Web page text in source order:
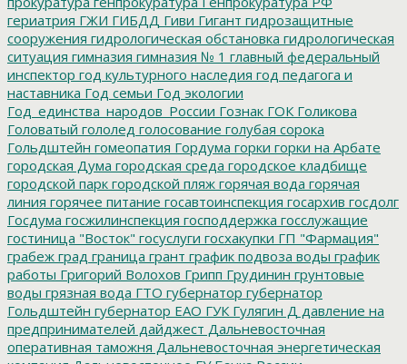
гериатрия ГЖИ ГИБДД Гиви Гигант гидрозащитные
сооружения гидрологическая обстановка гидрологическая
ситуация гимназия гимназия № 1 главный федеральный
инспектор год культурного наследия год педагога и
наставника Год семьи Год экологии
Год_единства_народов_России Гознак ГОК Голикова
Головатый гололед голосование голубая сорока
Гольдштейн гомеопатия Гордума горки горки на Арбате
городская Дума городская среда городское кладбище
городской парк городской пляж горячая вода горячая
линия горячее питание госавтоинспекция госархив госдолг
Госдума госжилинспекция господдержка госслужащие
гостиница "Восток" госуслуги госхакупки ГП "Фармация"
грабеж град граница грант график подвоза воды график
работы Григорий Волохов Грипп Грудинин грунтовые
воды грязная вода ГТО губернатор губернатор
Гольдштейн губернатор ЕАО ГУК Гулягин Д давление на
предпринимателей дайджест Дальневосточная
оперативная таможня Дальневосточная энергетическая